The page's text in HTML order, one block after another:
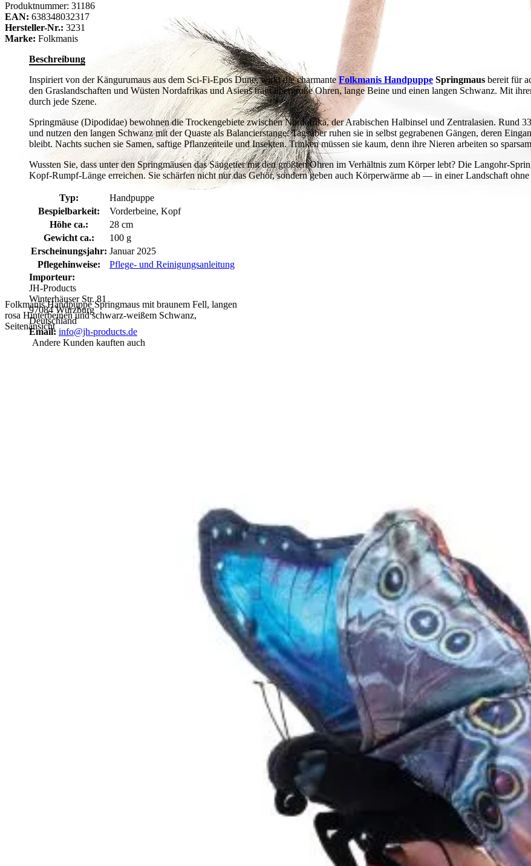
Folkmanis Handpuppe Springmaus mit braunem Fell, langen
rosa Hinterbeinen und schwarz-weißem Schwanz,
Seitenansicht
Produktnummer: 31186
EAN: 638348032317
Hersteller-Nr.: 3231
Marke: Folkmanis
Beschreibung
Inspiriert von der Kängurumaus aus dem Sci-Fi-Epos Dune, wirkt die charmanteFolkmanis Handpuppe Springmaus bereit für
den Graslandschaften und Wüsten Nordafrikas und Asiens trägt übergroße Ohren, lange Beine und einen langen Schwanz. Mit
durch jede Szene.
Springmäuse (Dipodidae) bewohnen die Trockengebiete zwischen Nordafrika, der Arabischen Halbinsel und Zentralasien. Rund
und nutzen den langen Schwanz mit der Quaste als Balancierstange. Tagsüber ruhen sie in selbst gegrabenen Gängen, deren
bleibt. Nachts suchen sie Samen, saftige Pflanzenteile und Insekten. Trinken müssen sie kaum, denn ihre Nieren arbeiten so
Wussten Sie, dass unter den Springmäusen das Säugetier mit den größten Ohren im Verhältnis zum Körper lebt? Die Langohr-
Kopf-Rumpf-Länge erreichen. Sie schärfen nicht nur das Gehör, sondern geben auch Körperwärme ab — in einer Landschaft ohne
Typ:
Handpuppe
Bespielbarkeit:
Vorderbeine, Kopf
Höhe ca.:
28 cm
Gewicht ca.:
100 g
Erscheinungsjahr: Januar 2025
Pflegehinweise:
Pflege- und Reinigungsanleitung
Importeur:
JH-Products
Winterhäuser Str. 81
97084 Würzburg
Deutschland
Email: info@jh-products.de
Andere Kunden kauften auch